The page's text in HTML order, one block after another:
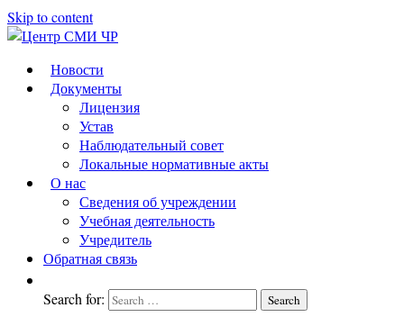
Skip to content
Центр
СМИ
подготовка
переподготовка
работников
Новости
Документы
Лицензия
Устав
Наблюдательный совет
Локальные нормативные акты
О нас
Сведения об учреждении
Учебная деятельность
Учредитель
Обратная связь
Search for: Search